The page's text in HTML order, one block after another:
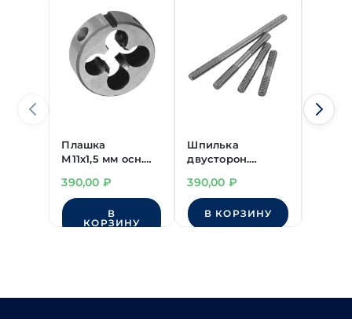
Плашка
М11х1,5 мм осн.
390,00 ₽
В
КОРЗИНУ
Шпилька
двусторон.
М11(мелк.шаг1.0)/
М14х147(28/25) мм
390,00 ₽
В КОРЗИНУ